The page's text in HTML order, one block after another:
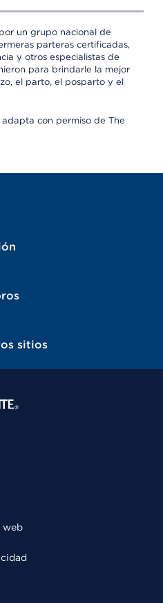
un grupo nacional de
parteras certificadas,
y otros especialistas de
para brindarle la mejor
el parto, el posparto y el
con permiso de The
sitios
web